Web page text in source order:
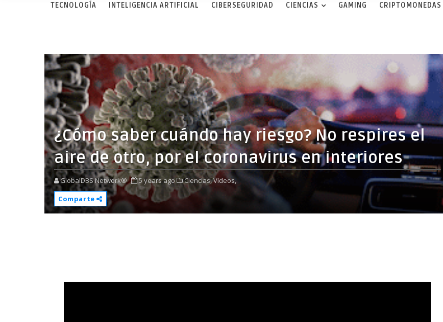
TECNOLOGÍA INTELIGENCIA ARTIFICIAL CIBERSEGURIDAD CIENCIAS GAMING CRIPTOMONEDAS
¿Cómo saber cuándo hay riesgo? No respires el
aire de otro, por el coronavirus en interiores
GlobalDBS Network® 5 years ago Ciencias,Vídeos,
Comparte